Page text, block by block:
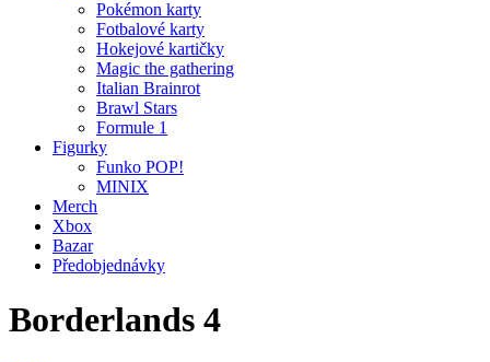
Pokémon karty
Fotbalové karty
Hokejové kartičky
Magic the gathering
Italian Brainrot
Brawl Stars
Formule 1
Figurky
Funko POP!
MINIX
Merch
Xbox
Bazar
Předobjednávky
Borderlands 4